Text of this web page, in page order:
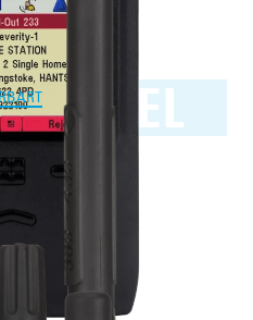
RAKEL
RAKEL.